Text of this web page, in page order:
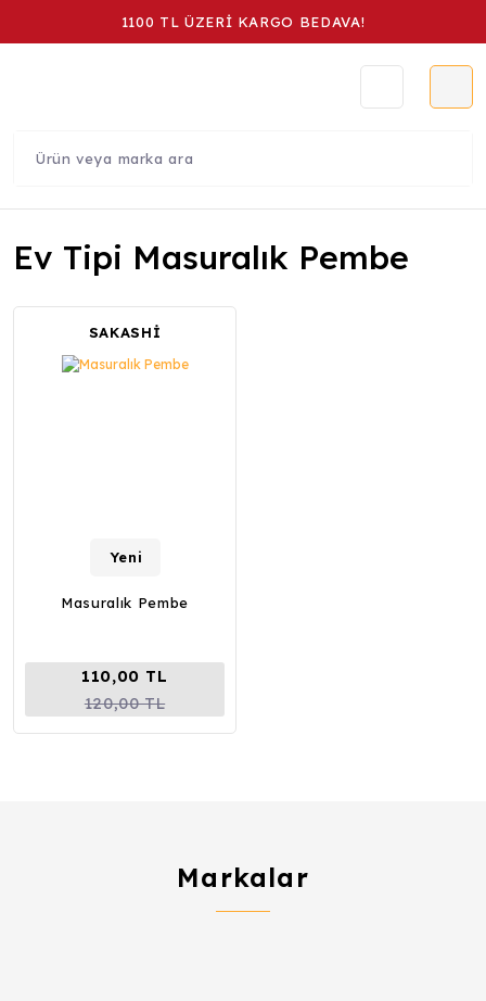
1100 TL ÜZERİ KARGO BEDAVA!
Ev Tipi Masuralık Pembe
SAKASHİ
Yeni
Masuralık Pembe
110,00 TL
120,00 TL
Markalar